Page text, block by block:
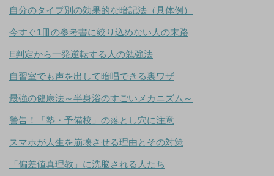
自分のタイプ別の効果的な暗記法（具体例）
今すぐ1冊の参考書に絞り込めない人の末路
E判定から一発逆転する人の勉強法
自習室でも声を出して暗唱できる裏ワザ
最強の健康法～半身浴のすごいメカニズム～
警告！「塾・予備校」の落とし穴に注意
スマホが人生を崩壊させる理由とその対策
「偏差値真理教」に洗脳される人たち